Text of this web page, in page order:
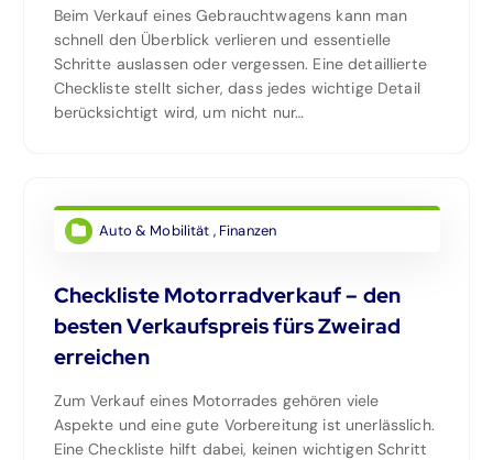
Beim Verkauf eines Gebrauchtwagens kann man
schnell den Überblick verlieren und essentielle
Schritte auslassen oder vergessen. Eine detaillierte
Checkliste stellt sicher, dass jedes wichtige Detail
berücksichtigt wird, um nicht nur…
Auto & Mobilität , Finanzen
Checkliste Motorradverkauf – den
besten Verkaufspreis fürs Zweirad
erreichen
Zum Verkauf eines Motorrades gehören viele
Aspekte und eine gute Vorbereitung ist unerlässlich.
Eine Checkliste hilft dabei, keinen wichtigen Schritt